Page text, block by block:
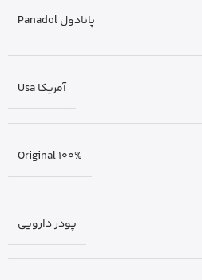
پانادول Panadol
آمریکا Usa
Original 100%
پودر دارویی